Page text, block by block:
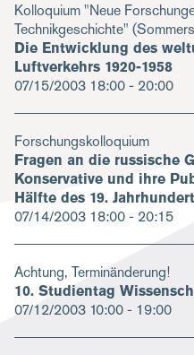
Kolloquium "Neue
Technikgeschichte"
Die Entwicklung des
Luftverkehrs 1920-1958
07/15/2003 18:00 - 20:00
Forschungskolloquium
Fragen an die russische
Konservative und ihre
Hälfte des 19.
07/14/2003 18:00 - 20:15
Achtung, Terminänderung!
10. Studientag
07/12/2003 10:00 - 19:00